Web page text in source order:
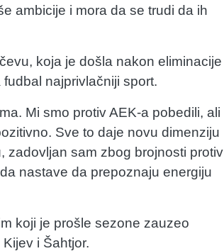
ambicije i mora da se trudi da ih
koja je došla nakon eliminacije
najprivlačniji sport.
Mi smo protiv AEK-a pobedili, ali
Sve to daje novu dimenziju
zadovljan sam zbog brojnosti protiv
nastave da prepoznaju energiju
koji je prošle sezone zauzeo
i Šahtjor.